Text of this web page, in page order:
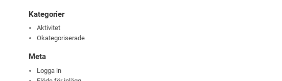
Kategorier
Aktivitet
Okategoriserade
Meta
Logga in